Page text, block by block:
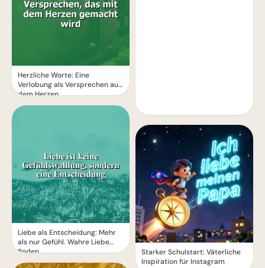
Herzliche Worte: Eine
Verlobung als Versprechen aus
dem Herzen
Liebe als Entscheidung: Mehr
als nur Gefühl. Wahre Liebe
finden.
Starker Schulstart: Väterliche
Inspiration für Instagram